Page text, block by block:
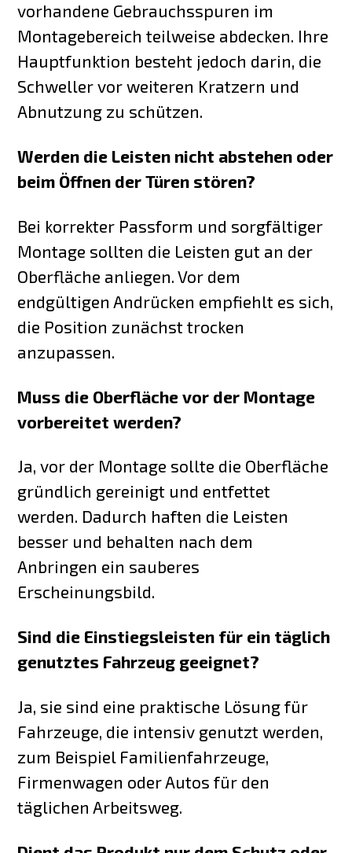
vorhandene Gebrauchsspuren im
Montagebereich teilweise abdecken. Ihre
Hauptfunktion besteht jedoch darin, die
Schweller vor weiteren Kratzern und
Abnutzung zu schützen.
Werden die Leisten nicht abstehen oder
beim Öffnen der Türen stören?
Bei korrekter Passform und sorgfältiger
Montage sollten die Leisten gut an der
Oberfläche anliegen. Vor dem
endgültigen Andrücken empfiehlt es sich,
die Position zunächst trocken
anzupassen.
Muss die Oberfläche vor der Montage
vorbereitet werden?
Ja, vor der Montage sollte die Oberfläche
gründlich gereinigt und entfettet
werden. Dadurch haften die Leisten
besser und behalten nach dem
Anbringen ein sauberes
Erscheinungsbild.
Sind die Einstiegsleisten für ein täglich
genutztes Fahrzeug geeignet?
Ja, sie sind eine praktische Lösung für
Fahrzeuge, die intensiv genutzt werden,
zum Beispiel Familienfahrzeuge,
Firmenwagen oder Autos für den
täglichen Arbeitsweg.